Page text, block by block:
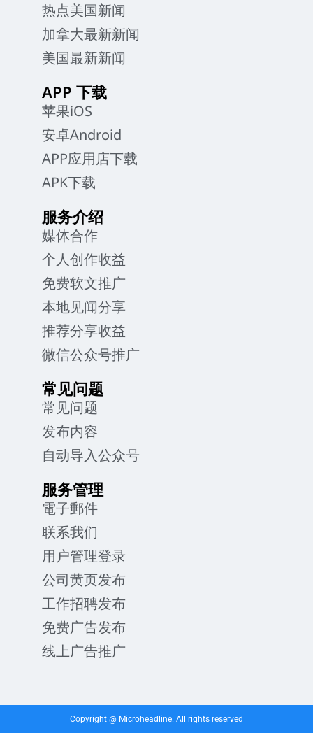
热点美国新闻
加拿大最新新闻
美国最新新闻
APP 下载
苹果iOS
安卓Android
APP应用店下载
APK下载
服务介绍
媒体合作
个人创作收益
免费软文推广
本地见闻分享
推荐分享收益
微信公众号推广
常见问题
常见问题
发布内容
自动导入公众号
服务管理
電子郵件
联系我们
用户管理登录
公司黄页发布
工作招聘发布
免费广告发布
线上广告推广
Copyright @ Microheadline. All rights reserved